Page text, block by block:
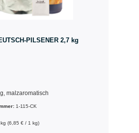
PILSENER 2,7 kg
malzaromatisch
1-115-CK
(6,85 € / 1 kg)